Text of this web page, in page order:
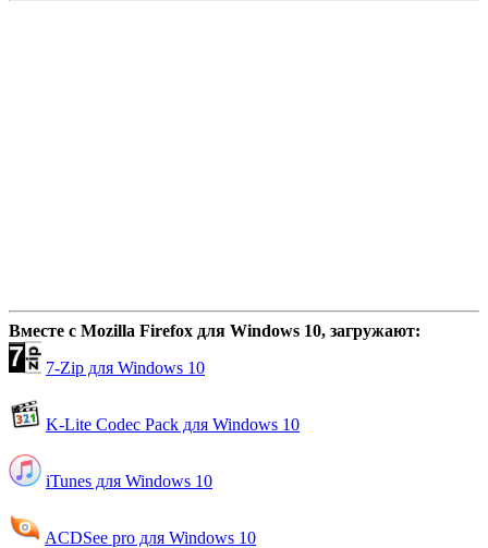
Вместе с Mozilla Firefox для Windows 10, загружают:
7-Zip для Windows 10
K-Lite Codec Pack для Windows 10
iTunes для Windows 10
ACDSee pro для Windows 10